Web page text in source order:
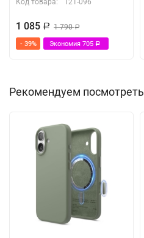
Код товара: 121-096
1 085 Р 1 790Р
- 39% Экономия 705 Р
Рекомендуем посмотреть